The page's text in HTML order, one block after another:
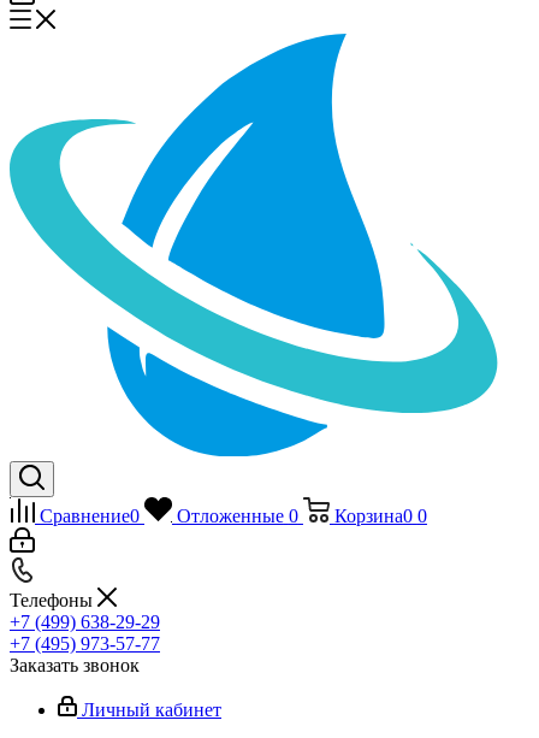
Сравнение0 Отложенные 0 Корзина0 0
Телефоны
+7 (499) 638-29-29
+7 (495) 973-57-77
Заказать звонок
Личный кабинет